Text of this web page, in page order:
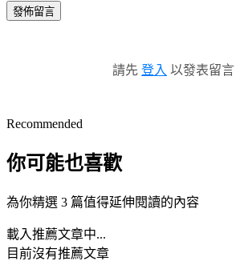
發佈留言
請先 登入 以發表留言
Recommended
你可能也喜歡
為你精選 3 篇值得延伸閱讀的內容
載入推薦文章中...
目前沒有推薦文章